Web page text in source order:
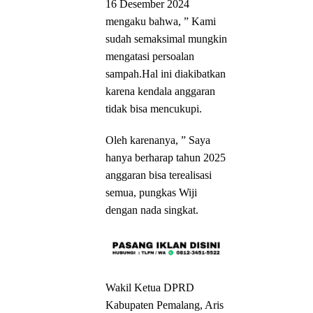
16 Desember 2024
mengaku bahwa, ” Kami
sudah semaksimal mungkin
mengatasi persoalan
sampah.Hal ini diakibatkan
karena kendala anggaran
tidak bisa mencukupi.
Oleh karenanya, ” Saya
hanya berharap tahun 2025
anggaran bisa terealisasi
semua, pungkas Wiji
dengan nada singkat.
Wakil Ketua DPRD
Kabupaten Pemalang, Aris